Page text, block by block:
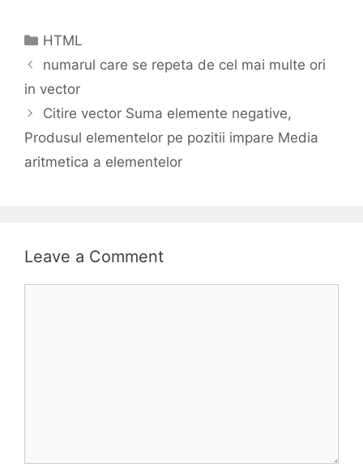
Categories
HTML
numarul care se repeta de cel mai multe ori
in vector
Citire vector Suma elemente negative,
Produsul elementelor pe pozitii impare Media
aritmetica a elementelor
Leave a Comment